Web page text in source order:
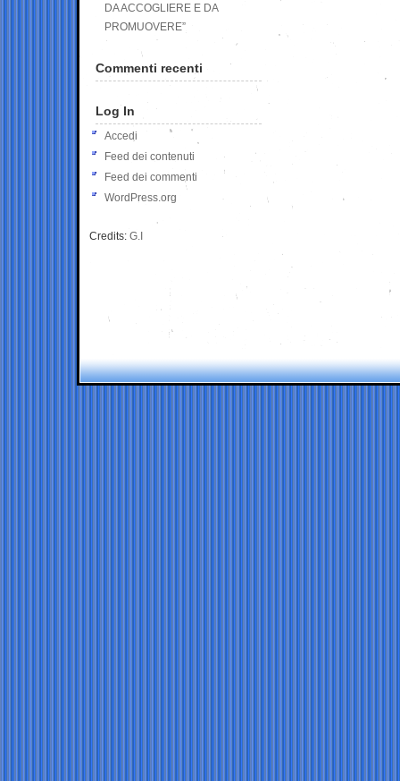
DA ACCOGLIERE E DA
PROMUOVERE”
Commenti recenti
Log In
Accedi
Feed dei contenuti
Feed dei commenti
WordPress.org
Credits: G.I